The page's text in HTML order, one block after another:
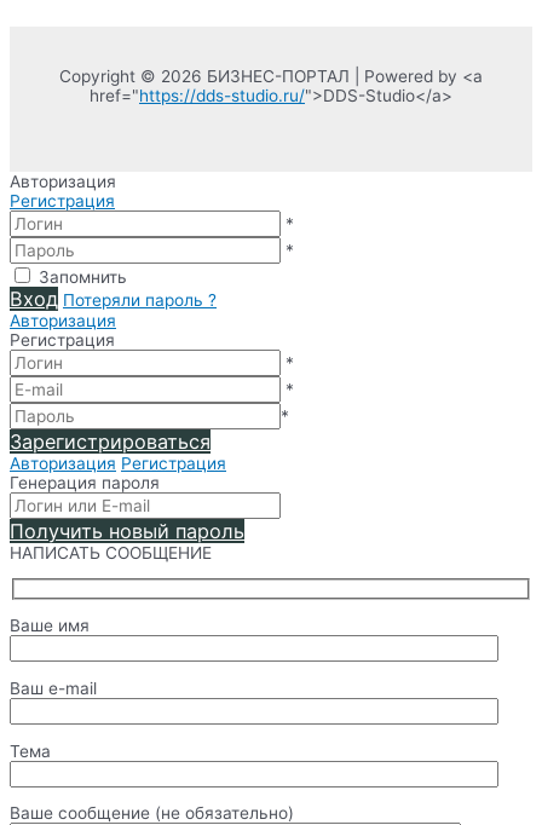
Copyright © 2026 БИЗНЕС-ПОРТАЛ | Powered by <a
href="https://dds-studio.ru/">DDS-Studio</a>
Авторизация
Регистрация
*
*
Запомнить
Вход Потеряли пароль ?
Авторизация
Регистрация
*
*
*
Зарегистрироваться
Авторизация Регистрация
Генерация пароля
Получить новый пароль
НАПИСАТЬ СООБЩЕНИЕ
Ваше имя
Ваш e-mail
Тема
Ваше сообщение (не обязательно)